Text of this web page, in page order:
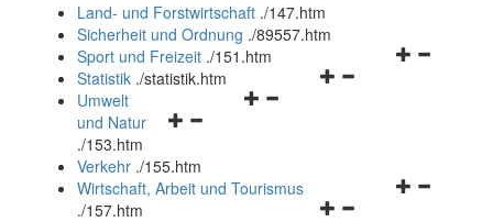
und
schließen
Land- und Forstwirtschaft ./147.htm
Sicherheit und Ordnung ./89557.htm
Navigationsmenü
Sport und Freizeit ./151.htm
Navigationsmenü
Statistik ./statistik.htm
Navigationsmenü
und
schließen
Umwelt
und Natur
./153.htm
Verkehr ./155.htm
Navigationsmenü
Wirtschaft, Arbeit und Tourismus
./157.htm